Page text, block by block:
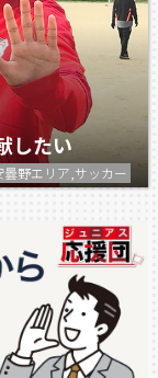
したい
野エリア,サッカー